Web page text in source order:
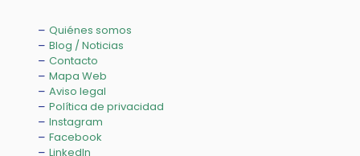
Quiénes somos
Blog / Noticias
Contacto
Mapa Web
Aviso legal
Política de privacidad
Instagram
Facebook
LinkedIn